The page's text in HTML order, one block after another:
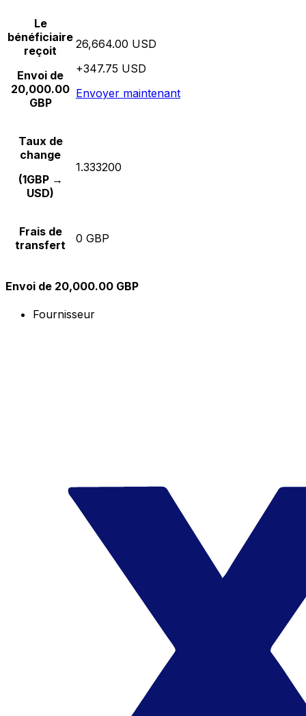
Le
bénéficiaire
reçoit
Envoi de
20,000.00
GBP
26,664.00 USD
+347.75 USD
Envoyer maintenant
Taux de
change
(1GBP →
USD)
1.333200
Frais de
transfert
0 GBP
Envoi de 20,000.00 GBP
Fournisseur